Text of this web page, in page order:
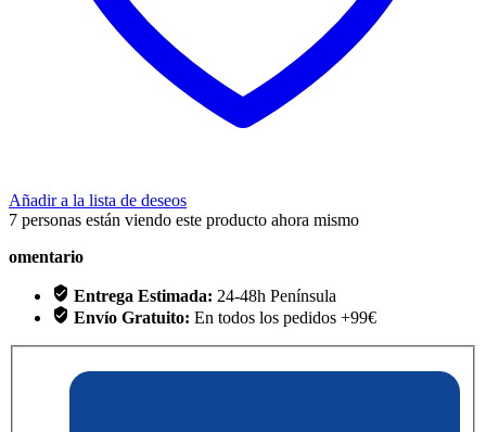
Añadir a la lista de deseos
7 personas están viendo este producto ahora mismo
omentario
Entrega Estimada: 24-48h Península
Envío Gratuito: En todos los pedidos +99€